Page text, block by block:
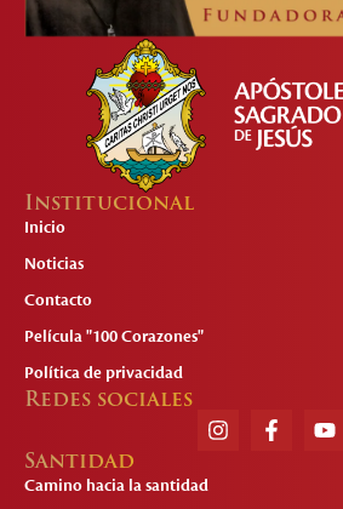
Institucional
Inicio
Noticias
Contacto
Película "100 Corazones"
Política de privacidad
Redes sociales
Santidad
Camino hacia la santidad